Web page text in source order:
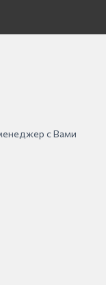
с Вами